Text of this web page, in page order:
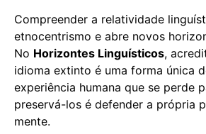
Compreender a relatividade
etnocentrismo e abre novos
No Horizontes Linguísticos,
idioma extinto é uma forma única
experiência humana que se perde
preservá-los é defender a própria
mente.